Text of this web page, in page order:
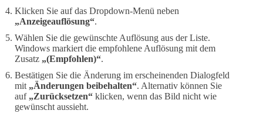
Klicken Sie auf das Dropdown-Menü neben
„Anzeigeauflösung“.
Wählen Sie die gewünschte Auflösung aus der Liste.
Windows markiert die empfohlene Auflösung mit dem
Zusatz „(Empfohlen)“.
Bestätigen Sie die Änderung im erscheinenden Dialogfeld
mit „Änderungen beibehalten“. Alternativ können Sie
auf „Zurücksetzen“ klicken, wenn das Bild nicht wie
gewünscht aussieht.